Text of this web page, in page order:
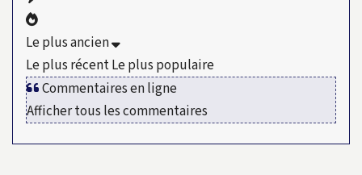
Le plus ancien
Le plus récentLe plus populaire
Commentaires en ligne
Afficher tous les commentaires